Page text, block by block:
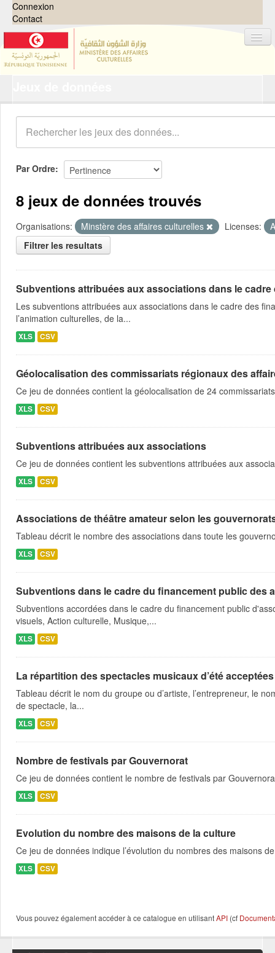
Connexion
Contact
Organisations
Groupes
Demandes 0
À propos
Par Ordre
8 jeux de données trouvés
Organisations: Minstère des affaires culturelles Licenses:
Filtrer les resultats
Subventions attribuées aux associations dans le
Les subventions attribuées aux associations dans le cadre des
l’animation culturelles, de la...
XLS CSV
Géolocalisation des commissariats régionaux des
Ce jeu de données contient la géolocalisation de 24
XLS CSV
Subventions attribuées aux associations
Ce jeu de données contient les subventions attribuées aux
XLS CSV
Associations de théâtre amateur selon les
Tableau décrit le nombre des associations dans toute les
XLS CSV
Subventions dans le cadre du financement public des
Subventions accordées dans le cadre du financement public
visuels, Action culturelle, Musique,...
XLS CSV
La répartition des spectacles musicaux d’été
Tableau décrit le nom du groupe ou d’artiste, l’entrepreneur, le
de spectacle, la...
XLS CSV
Nombre de festivals par Gouvernorat
Ce jeu de données contient le nombre de festivals par
XLS CSV
Evolution du nombre des maisons de la culture
Ce jeu de données indique l’évolution du nombres des maisons
XLS CSV
Vous pouvez également accéder à ce catalogue en utilisantAPI (cf